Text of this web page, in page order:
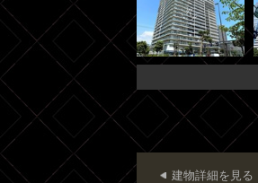
建物詳細を見る